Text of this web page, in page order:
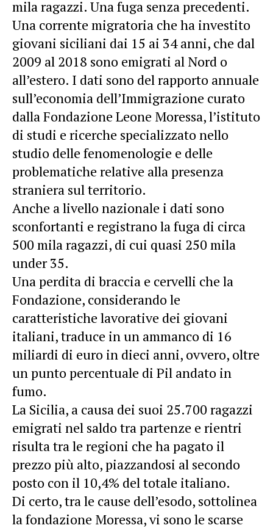
mila ragazzi. Una fuga senza precedenti.
Una corrente migratoria che ha investito
giovani siciliani dai 15 ai 34 anni, che dal
2009 al 2018 sono emigrati al Nord o
all’estero. I dati sono del rapporto annuale
sull’economia dell’Immigrazione curato
dalla Fondazione Leone Moressa, l’istituto
di studi e ricerche specializzato nello
studio delle fenomenologie e delle
problematiche relative alla presenza
straniera sul territorio.
Anche a livello nazionale i dati sono
sconfortanti e registrano la fuga di circa
500 mila ragazzi, di cui quasi 250 mila
under 35.
Una perdita di braccia e cervelli che la
Fondazione, considerando le
caratteristiche lavorative dei giovani
italiani, traduce in un ammanco di 16
miliardi di euro in dieci anni, ovvero, oltre
un punto percentuale di Pil andato in
fumo.
La Sicilia, a causa dei suoi 25.700 ragazzi
emigrati nel saldo tra partenze e rientri
risulta tra le regioni che ha pagato il
prezzo più alto, piazzandosi al secondo
posto con il 10,4% del totale italiano.
Di certo, tra le cause dell’esodo, sottolinea
la fondazione Moressa, vi sono le scarse